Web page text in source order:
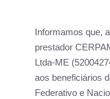
Informamos que,
prestador
Ltda-ME
aos beneficiários
Federativo e